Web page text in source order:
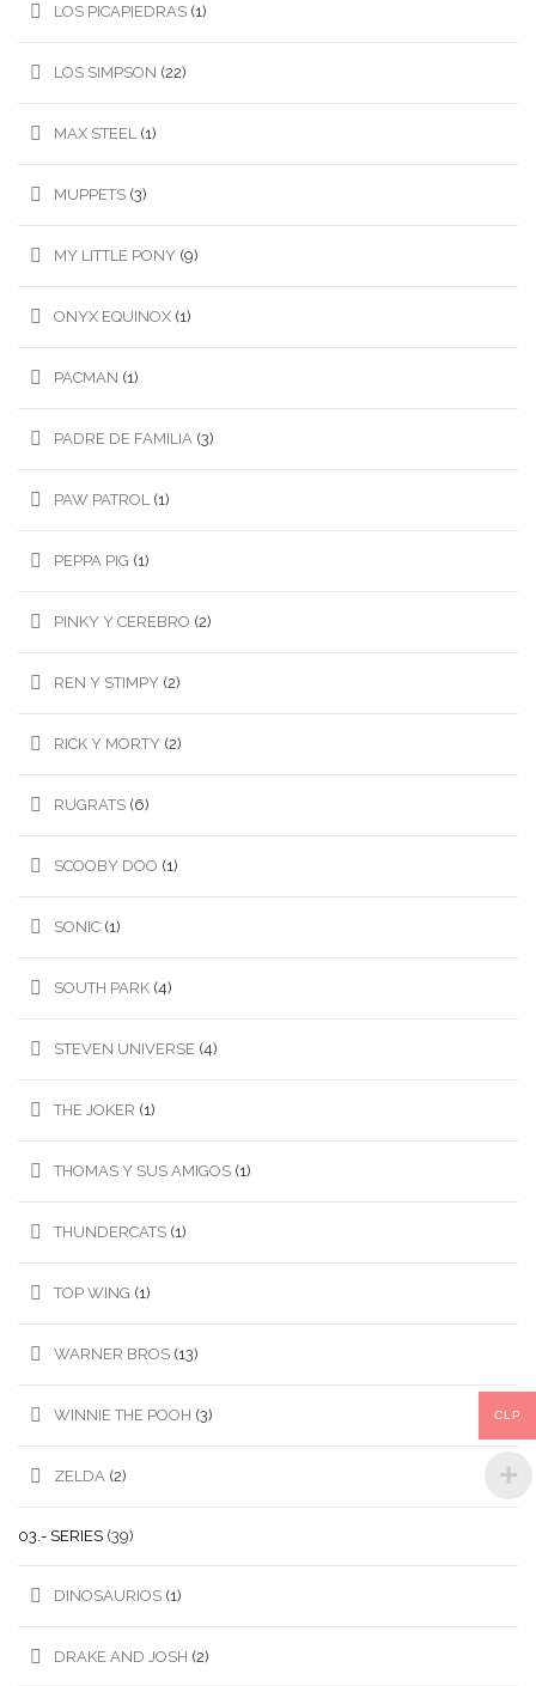
LOS PICAPIEDRAS (1)
LOS SIMPSON (22)
MAX STEEL (1)
MUPPETS (3)
MY LITTLE PONY (9)
ONYX EQUINOX (1)
PACMAN (1)
PADRE DE FAMILIA (3)
PAW PATROL (1)
PEPPA PIG (1)
PINKY Y CEREBRO (2)
REN Y STIMPY (2)
RICK Y MORTY (2)
RUGRATS (6)
SCOOBY DOO (1)
SONIC (1)
SOUTH PARK (4)
STEVEN UNIVERSE (4)
THE JOKER (1)
THOMAS Y SUS AMIGOS (1)
THUNDERCATS (1)
TOP WING (1)
WARNER BROS (13)
WINNIE THE POOH (3)
ZELDA (2)
03.- SERIES (39)
DINOSAURIOS (1)
DRAKE AND JOSH (2)
CLP